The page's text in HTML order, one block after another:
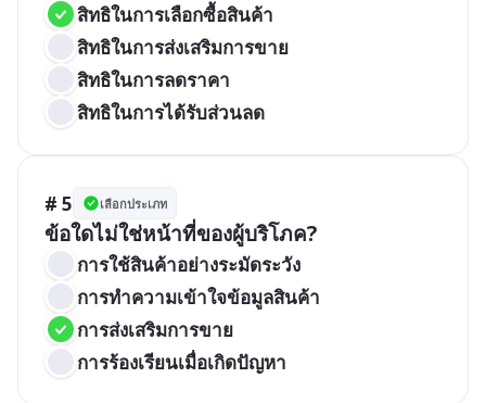
สิทธิในการเลือกซื้อสินค้า
สิทธิในการส่งเสริมการขาย
สิทธิในการลดราคา
สิทธิในการได้รับส่วนลด
# 5 เลือกประเภท
ข้อใดไม่ใช่หน้าที่ของผู้บริโภค?
การใช้สินค้าอย่างระมัดระวัง
การทำความเข้าใจข้อมูลสินค้า
การส่งเสริมการขาย
การร้องเรียนเมื่อเกิดปัญหา